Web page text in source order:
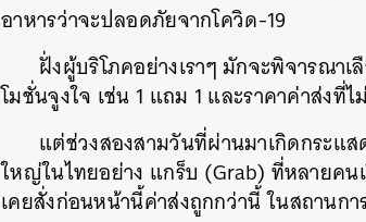
อาหารว่าจะปลอดภัยจากโควิด-19
ฝั่งผู้บริโภคอย่างเราๆ มักจะพิจารณาเ
โมชั่นจูงใจ เช่น 1 แถม 1 และราคาค่าส่งที่
แต่ช่วงสองสามวันที่ผ่านมาเกิดกระแส
ใหญ่ในไทยอย่าง แกร็บ (Grab) ที่หลายคน
เคยสั่งก่อนหน้านี้ค่าส่งถูกกว่านี้ ในสถาน